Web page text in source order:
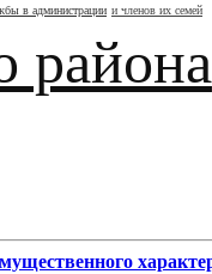
в администрации и членов их семей
района